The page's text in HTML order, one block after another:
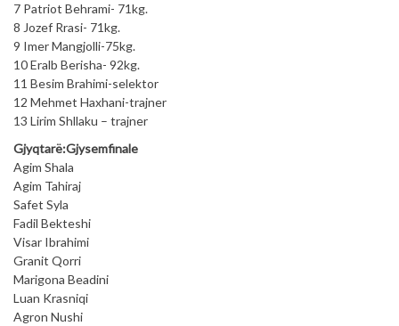
7 Patriot Behrami- 71kg.
8 Jozef Rrasi- 71kg.
9 Imer Mangjolli-75kg.
10 Eralb Berisha- 92kg.
11 Besim Brahimi-selektor
12 Mehmet Haxhani-trajner
13 Lirim Shllaku – trajner
Gjyqtarë:Gjysemfinale
Agim Shala
Agim Tahiraj
Safet Syla
Fadil Bekteshi
Visar Ibrahimi
Granit Qorri
Marigona Beadini
Luan Krasniqi
Agron Nushi